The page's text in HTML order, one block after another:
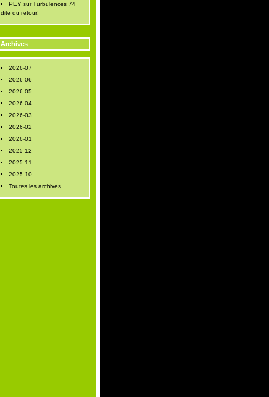
PEYsurTurbulences 74
dite du retour!
Archives
2026-07
2026-06
2026-05
2026-04
2026-03
2026-02
2026-01
2025-12
2025-11
2025-10
Toutes les archives